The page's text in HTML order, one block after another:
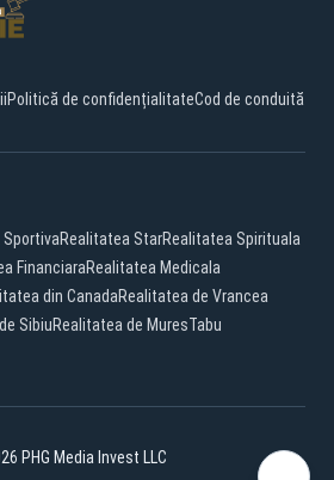
Politică de confidențialitateCod de conduită
SportivaRealitatea StarRealitatea Spirituala
FinanciaraRealitatea Medicala
din CanadaRealitatea de Vrancea
SibiuRealitatea de MuresTabu
PHG Media Invest LLC